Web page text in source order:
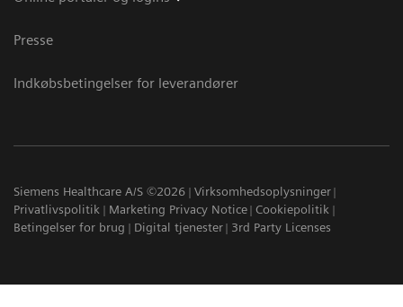
Presse
Indkøbsbetingelser for leverandører
Siemens Healthcare A/S ©2026
Virksomhedsoplysninger
Privatlivspolitik
Marketing Privacy Notice Cookiepolitik
Betingelser for brug
Digital tjenester 3rd Party Licenses